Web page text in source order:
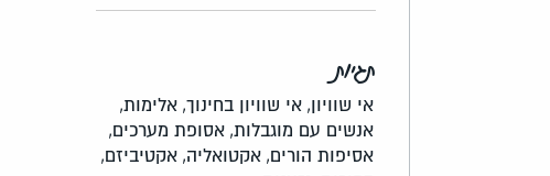
תגיות
אי שוויון, אי שוויון בחינוך, אלימות,
אנשים עם מוגבלות, אסופת מערכים,
אסיפות הורים, אקטואליה, אקטיביזם,